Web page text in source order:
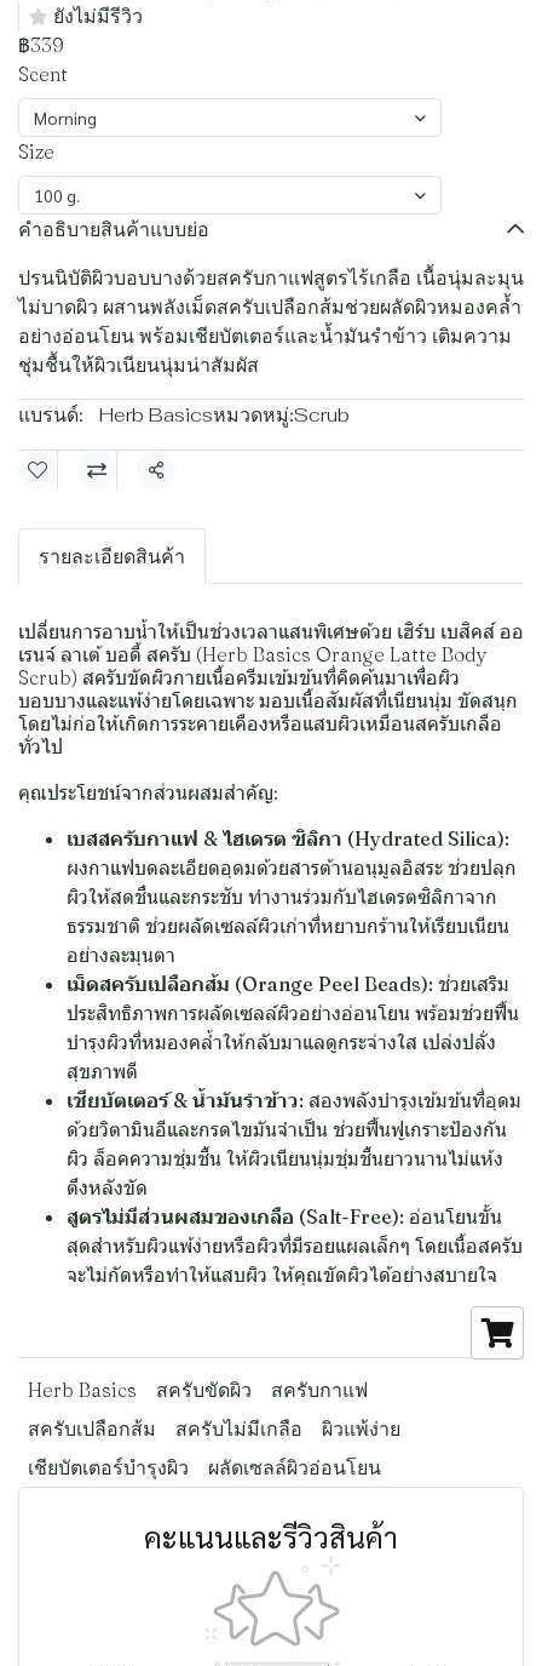
ยังไม่มีรีวิว
฿339
Scent
Morning
Size
100 g.
คำอธิบายสินค้าแบบย่อ
ปรนนิบัติผิวบอบบางด้วยสครับกาแฟสูตรไร้เกลือ เนื้อนุ่มละมุน
ไม่บาดผิว ผสานพลังเม็ดสครับเปลือกส้มช่วยผลัดผิวหมองคล้ำ
อย่างอ่อนโยน พร้อมเชียบัตเตอร์และน้ำมันรำข้าว เติมความ
ชุ่มชื้นให้ผิวเนียนนุ่มน่าสัมผัส
แบรนด์: Herb Basicsหมวดหมู่:Scrub
แชร์
รายละเอียดสินค้า
เปลี่ยนการอาบน้ำให้เป็นช่วงเวลาแสนพิเศษด้วย เฮิร์บ เบสิคส์ ออ
เรนจ์ ลาเต้ บอดี้ สครับ (Herb Basics Orange Latte Body
Scrub) สครับขัดผิวกายเนื้อครีมเข้มข้นที่คิดค้นมาเพื่อผิว
บอบบางและแพ้ง่ายโดยเฉพาะ มอบเนื้อสัมผัสที่เนียนนุ่ม ขัดสนุก
โดยไม่ก่อให้เกิดการระคายเคืองหรือแสบผิวเหมือนสครับเกลือ
ทั่วไป
คุณประโยชน์จากส่วนผสมสำคัญ:
เบสสครับกาแฟ & ไฮเดรต ซิลิกา (Hydrated Silica):
ผงกาแฟบดละเอียดอุดมด้วยสารต้านอนุมูลอิสระ ช่วยปลุก
ผิวให้สดชื่นและกระชับ ทำงานร่วมกับไฮเดรตซิลิกาจาก
ธรรมชาติ ช่วยผลัดเซลล์ผิวเก่าที่หยาบกร้านให้เรียบเนียน
อย่างละมุนตา
เม็ดสครับเปลือกส้ม (Orange Peel Beads): ช่วยเสริม
ประสิทธิภาพการผลัดเซลล์ผิวอย่างอ่อนโยน พร้อมช่วยฟื้น
บำรุงผิวที่หมองคล้ำให้กลับมาแลดูกระจ่างใส เปล่งปลั่ง
สุขภาพดี
เชียบัตเตอร์ & น้ำมันรำข้าว: สองพลังบำรุงเข้มข้นที่อุดม
ด้วยวิตามินอีและกรดไขมันจำเป็น ช่วยฟื้นฟูเกราะป้องกัน
ผิว ล็อคความชุ่มชื้น ให้ผิวเนียนนุ่มชุ่มชื้นยาวนานไม่แห้ง
ตึงหลังขัด
สูตรไม่มีส่วนผสมของเกลือ (Salt-Free): อ่อนโยนขั้น
สุดสำหรับผิวแพ้ง่ายหรือผิวที่มีรอยแผลเล็กๆ โดยเนื้อสครับ
จะไม่กัดหรือทำให้แสบผิว ให้คุณขัดผิวได้อย่างสบายใจ
Herb Basics สครับขัดผิว
สครับกาแฟ
สครับเปลือกส้ม
สครับไม่มีเกลือ
ผิวแพ้ง่าย
เชียบัตเตอร์บำรุงผิว
ผลัดเซลล์ผิวอ่อนโยน
คะแนนและรีวิวสินค้า